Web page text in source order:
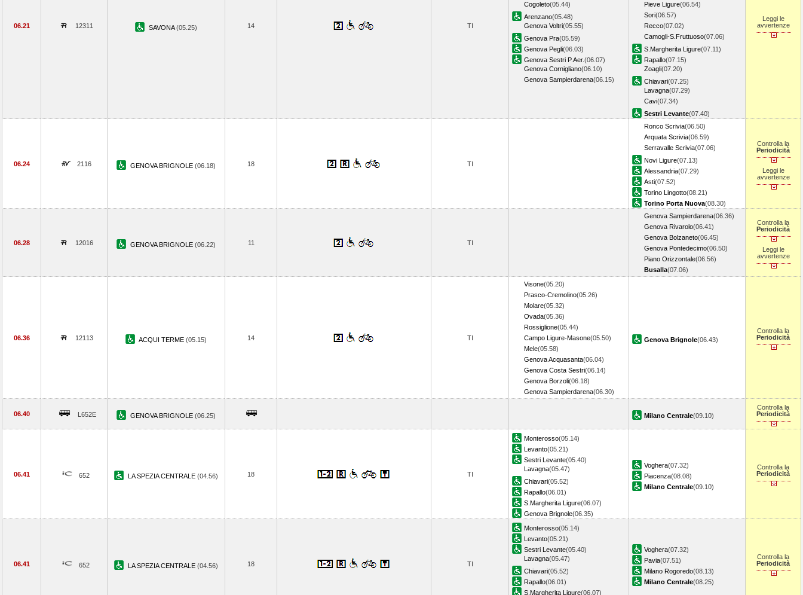
06.21 12311 SAVONA(05.25) 14 TI
Cogoleto(05.44)
Arenzano(05.48)
Genova Voltri(05.55)
Genova Pra(05.59)
Genova Pegli(06.03)
Genova Sestri P.Aer.(06.07)
Genova Cornigliano(06.10)
Genova Sampierdarena(06.15)
Pieve Ligure(06.54)
Sori(06.57)
Recco(07.02)
Camogli-S.Fruttuoso(07.06)
S.Margherita Ligure(07.11)
Rapallo(07.15)
Zoagli(07.20)
Chiavari(07.25)
Lavagna(07.29)
Cavi(07.34)
Sestri Levante(07.40)
Leggi le
avvertenze
06.24 2116 GENOVA BRIGNOLE (06.18) 18 TI
Ronco Scrivia(06.50)
Arquata Scrivia(06.59)
Serravalle Scrivia(07.06)
Novi Ligure(07.13)
Alessandria(07.29)
Asti(07.52)
Torino Lingotto(08.21)
Torino Porta Nuova(08.30)
Controlla la
Periodicità
Leggi le
avvertenze
06.28 12016 GENOVA BRIGNOLE (06.22) 11 TI
Genova Sampierdarena(06.36)
Genova Rivarolo(06.41)
Genova Bolzaneto(06.45)
Genova Pontedecimo(06.50)
Piano Orizzontale(06.56)
Busalla(07.06)
Controlla la
Periodicità
Leggi le
avvertenze
06.36 12113 ACQUI TERME (05.15) 14 TI
Visone(05.20)
Prasco-Cremolino(05.26)
Molare(05.32)
Ovada(05.36)
Rossiglione(05.44)
Campo Ligure-Masone(05.50)
Mele(05.58)
Genova Acquasanta(06.04)
Genova Costa Sestri(06.14)
Genova Borzoli(06.18)
Genova Sampierdarena(06.30)
Genova Brignole(06.43)
Controlla la
Periodicità
06.40 L652E GENOVA BRIGNOLE (06.25) Milano Centrale(09.10)
Controlla la
Periodicità
06.41 652 LA SPEZIA CENTRALE (04.56) 18 TI
Monterosso(05.14)
Levanto(05.21)
Sestri Levante(05.40)
Lavagna(05.47)
Chiavari(05.52)
Rapallo(06.01)
S.Margherita Ligure(06.07)
Genova Brignole(06.35)
Voghera(07.32)
Piacenza(08.08)
Milano Centrale(09.10)
Controlla la
Periodicità
06.41 652 LA SPEZIA CENTRALE (04.56) 18 TI
Monterosso(05.14)
Levanto(05.21)
Sestri Levante(05.40)
Lavagna(05.47)
Chiavari(05.52)
Rapallo(06.01)
S.Margherita Ligure(06.07)
Voghera(07.32)
Pavia(07.51)
Milano Rogoredo(08.13)
Milano Centrale(08.25)
Controlla la
Periodicità